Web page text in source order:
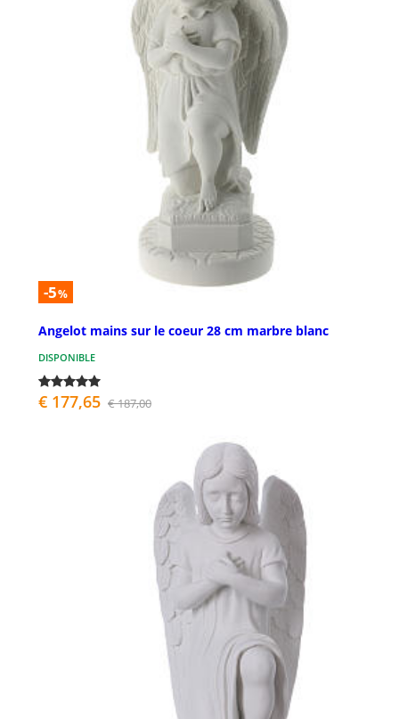
-5%
Angelot mains sur le coeur 28 cm marbre blanc
DISPONIBLE
€ 177,65 € 187,00